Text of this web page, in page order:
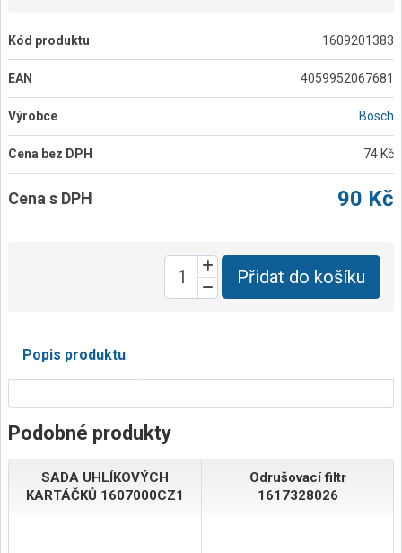
Kód produktu 1609201383
EAN 4059952067681
Výrobce Bosch
Cena bez DPH 74 Kč
Cena s DPH 90 Kč
Přidat do košíku
Popis produktu
Podobné produkty
SADA UHLÍKOVÝCH
KARTÁČKŮ 1607000CZ1
Odrušovací filtr
1617328026